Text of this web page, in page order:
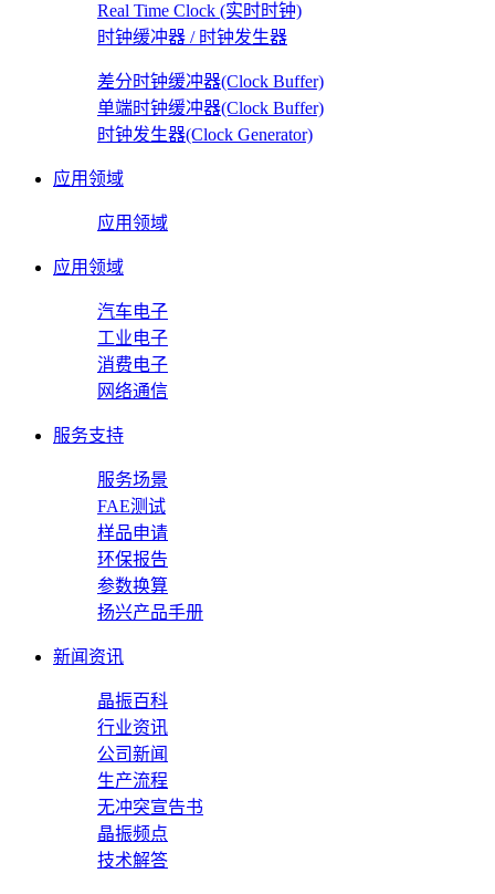
Real Time Clock (实时时钟)
时钟缓冲器 / 时钟发生器
差分时钟缓冲器(Clock Buffer)
单端时钟缓冲器(Clock Buffer)
时钟发生器(Clock Generator)
应用领域
应用领域
应用领域
汽车电子
工业电子
消费电子
网络通信
服务支持
服务场景
FAE测试
样品申请
环保报告
参数换算
扬兴产品手册
新闻资讯
晶振百科
行业资讯
公司新闻
生产流程
无冲突宣告书
晶振频点
技术解答